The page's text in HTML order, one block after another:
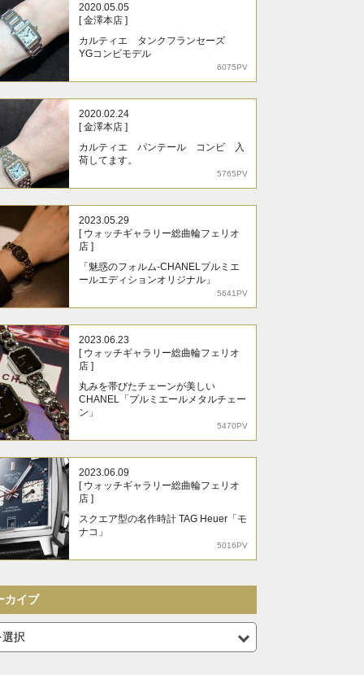
2020.05.05
[ 金澤本店 ]
カルティエ タンクフランセーズ
YGコンビモデル
6075PV
2020.02.24
[ 金澤本店 ]
カルティエ パンテール コンビ 入
荷してます。
5765PV
2023.05.29
[ ウォッチギャラリー総曲輪フェリオ
店 ]
「魅惑のフォルム-CHANELプルミエ
ールエディションオリジナル」
5641PV
2023.06.23
[ ウォッチギャラリー総曲輪フェリオ
店 ]
丸みを帯びたチェーンが美しい
CHANEL「プルミエールメタルチェー
ン」
5470PV
2023.06.09
[ ウォッチギャラリー総曲輪フェリオ
店 ]
スクエア型の名作時計 TAG Heuer「モ
ナコ」
5016PV
カイブ